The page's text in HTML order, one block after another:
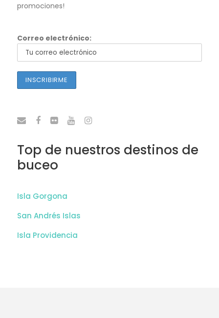
promociones!
Correo electrónico:
Top de nuestros destinos de
buceo
Isla Gorgona
San Andrés Islas
Isla Providencia